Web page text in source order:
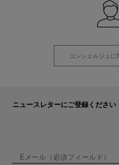
コンシェルジュに
ニュースレターにご登録ください